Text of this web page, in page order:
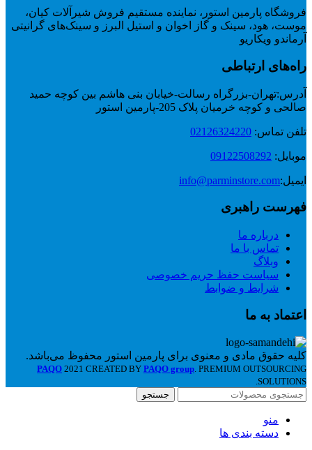
فروشگاه پارمین استور، نماینده مستقیم فروش شیرآلات کیان،
موست، هود، سینک و گاز اخوان و استیل البرز و سینک‌های گرانیتی
آرماندو ویکاریو
راه‌های ارتباطی
آدرس:تهران-بزرگراه رسالت-خیابان بنی هاشم بین کوچه حمید
صالحی و کوچه خرمیان پلاک 205-پارمین استور
تلفن تماس: 02126324220
موبایل: 09122508292
ایمیل:info@parminstore.com
فهرست راهبری
درباره ما
تماس با ما
وبلاگ
سیاست حفظ حریم خصوصی
شرایط و ضوابط
اعتماد به ما
کلیه حقوق مادی و معنوی برای پارمین استور محفوظ می‌باشد.
PAQO 2021 CREATED BY PAQO group . PREMIUM OUTSOURCING
SOLUTIONS.
جستجو
منو
دسته بندی ها